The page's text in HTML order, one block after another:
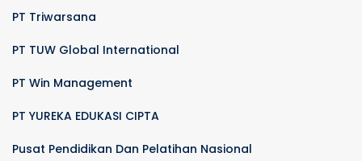
PT Triwarsana
PT TUW Global International
PT Win Management
PT YUREKA EDUKASI CIPTA
Pusat Pendidikan Dan Pelatihan Nasional